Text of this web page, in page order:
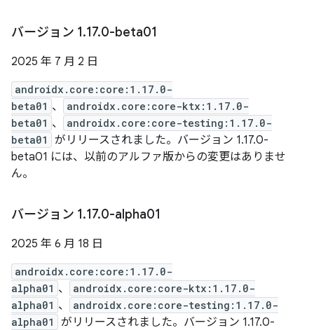
バージョン 1.17.0-beta01
2025 年 7 月 2 日
androidx.core:core:1.17.0-
beta01 、
androidx.core:core-ktx:1.17.0-
beta01 、
androidx.core:core-testing:1.17.0-
beta01
がリリースされました。バージョン 1.17.0-
beta01 には、以前のアルファ版からの変更はありませ
ん。
バージョン 1.17.0-alpha01
2025 年 6 月 18 日
androidx.core:core:1.17.0-
alpha01 、
androidx.core:core-ktx:1.17.0-
alpha01 、
androidx.core:core-testing:1.17.0-
alpha01
がリリースされました。バージョン 1.17.0-